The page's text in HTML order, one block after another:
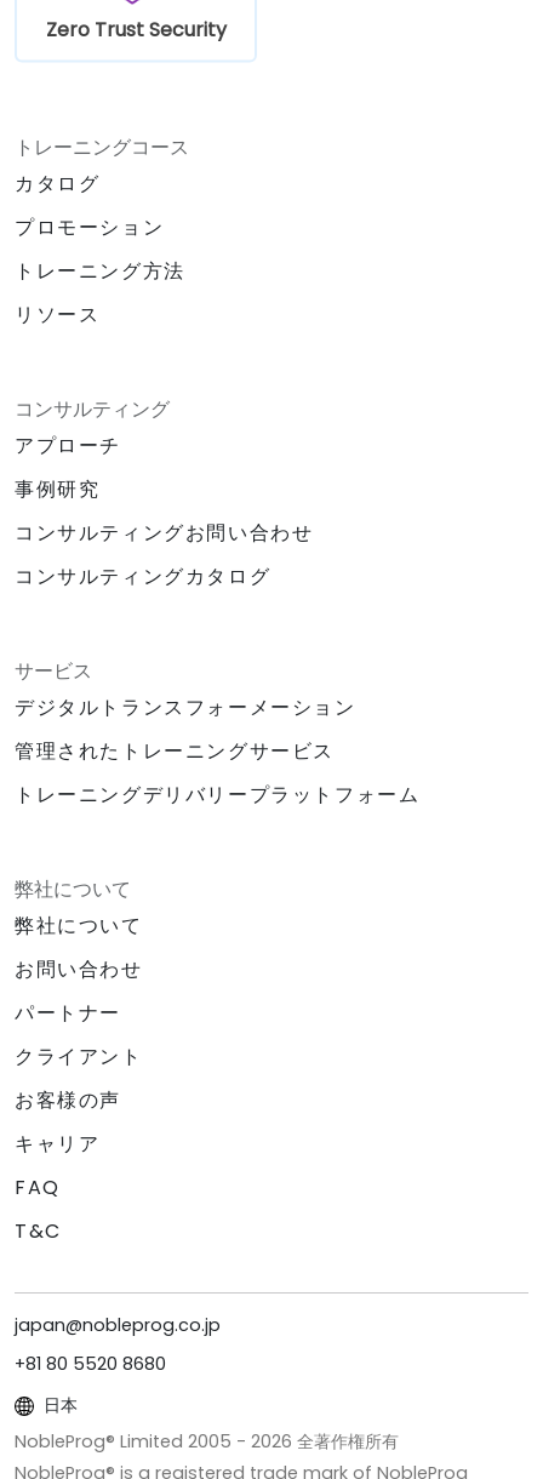
Zero Trust Security
トレーニングコース
カタログ
プロモーション
トレーニング方法
リソース
コンサルティング
アプローチ
事例研究
コンサルティングお問い合わせ
コンサルティングカタログ
サービス
デジタルトランスフォーメーション
管理されたトレーニングサービス
トレーニングデリバリープラットフォーム
弊社について
弊社について
お問い合わせ
パートナー
クライアント
お客様の声
キャリア
FAQ
T&C
japan@nobleprog.co.jp
+81 80 5520 8680
日本
NobleProg® Limited 2005 - 2026 全著作権所有
NobleProg® is a registered trade mark of NobleProg